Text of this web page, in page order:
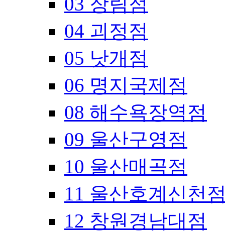
04 괴정점
05 낫개점
06 명지국제점
08 해수욕장역점
09 울산구영점
10 울산매곡점
11 울산호계신천
12 창원경남대점